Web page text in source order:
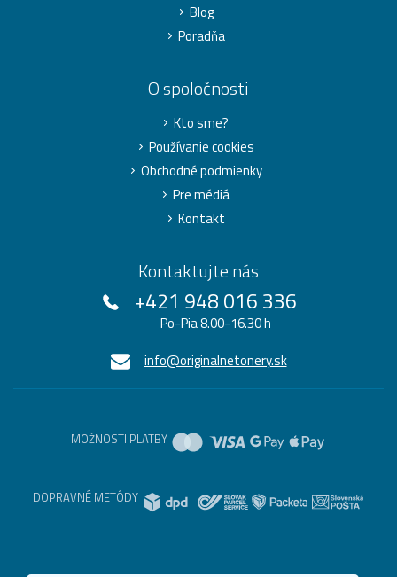
Blog
Poradňa
O spoločnosti
Kto sme?
Používanie cookies
Obchodné podmienky
Pre médiá
Kontakt
Kontaktujte nás
+421 948 016 336
Po-Pia 8.00-16.30 h
info@originalnetonery.sk
MOŽNOSTI PLATBY
DOPRAVNÉ METÓDY